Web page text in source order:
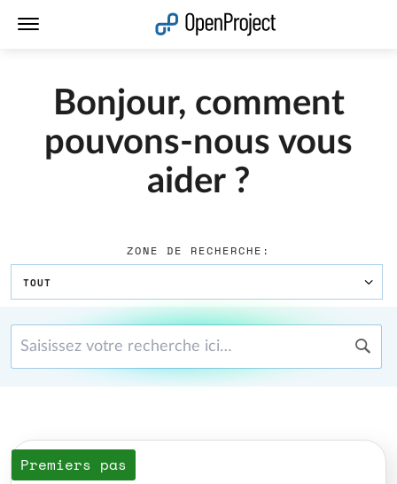
Bonjour, comment
pouvons-nous vous
aider ?
ZONE DE RECHERCHE:
TOUT
Premiers pas
Ouvrir le lien dans un nouvel onglet